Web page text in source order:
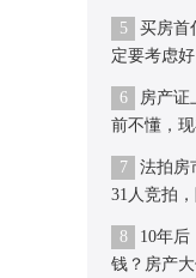
5
买房首
定要考虑
6
房产证
前不懂，
7
法拍房
31人竞拍
8
10年后
钱？房产